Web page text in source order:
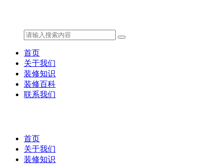
首页
关于我们
装修知识
装修百科
联系我们
首页
关于我们
装修知识